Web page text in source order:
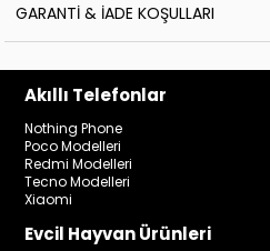
GARANTI & İADE KOŞULLARI
Akıllı Telefonlar
Nothing Phone
Poco Modelleri
Redmi Modelleri
Tecno Modelleri
Xiaomi
Evcil Hayvan Ürünleri